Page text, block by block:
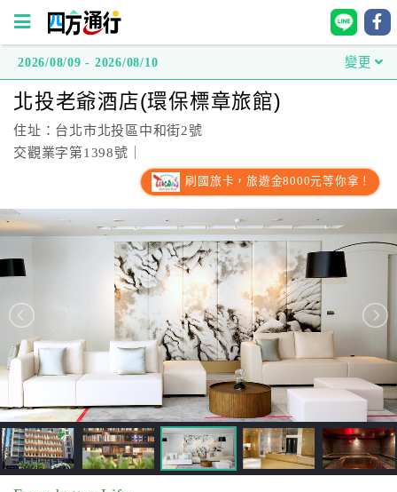
方
通
行
台
灣
房
直
接
跟
飯
店
2026/08/09 - 2026/08/10 變更
北投老爺酒店(環保標章旅館)
住址：台北市北投區中和街2號
交觀業字第1398號｜
刷國旅卡，旅遊金8000元等你拿！